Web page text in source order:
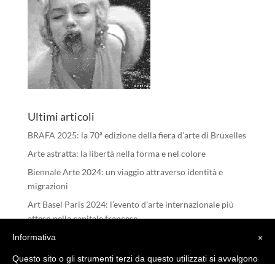
Ultimi articoli
BRAFA 2025: la 70ª edizione della fiera d’arte di Bruxelles
Arte astratta: la libertà nella forma e nel colore
Biennale Arte 2024: un viaggio attraverso identità e
migrazioni
Art Basel Paris 2024: l’evento d’arte internazionale più
atteso nella capitale francese
I RIFLESSI DELL’ANIMA – Michele Tombolini
×
Informativa
Questo sito o gli strumenti terzi da questo utilizzati si avvalgono